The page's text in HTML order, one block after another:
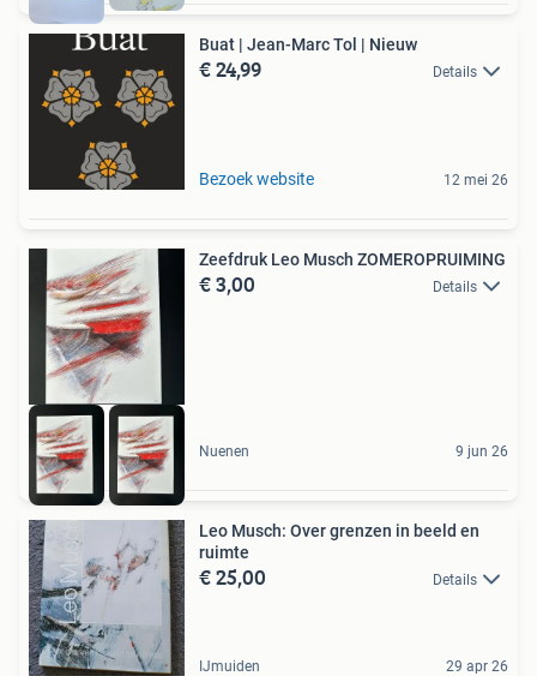
Buat | Jean-Marc Tol | Nieuw
€ 24,99 Details
Bezoek website 12 mei 26
Zeefdruk Leo Musch ZOMEROPRUIMING
€ 3,00 Details
Nuenen 9 jun 26
Leo Musch: Over grenzen in beeld en
ruimte
€ 25,00 Details
IJmuiden 29 apr 26